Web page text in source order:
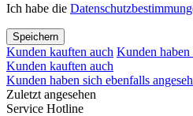
Ich habe die
Speichern
Kunden kauften auch Kunden haben
Kunden kauften auch
Kunden haben sich ebenfalls
Zuletzt angesehen
Service Hotline